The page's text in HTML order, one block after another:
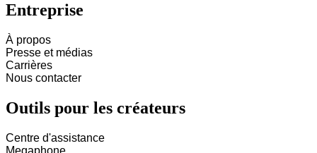
Entreprise
À propos
Presse et médias
Carrières
Nous contacter
Outils pour les créateurs
Centre d'assistance